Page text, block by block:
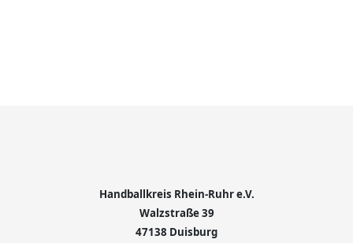
Handballkreis Rhein-Ruhr e.V.
Walzstraße 39
47138 Duisburg